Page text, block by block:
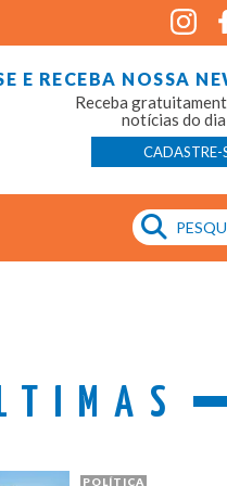
E RECEBA NOSSA
Receba
notícias do dia
CADASTRE-
POLÍTICA